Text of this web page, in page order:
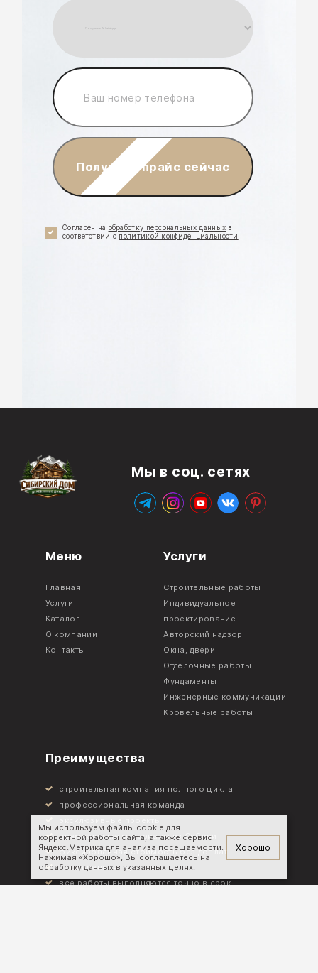
Получить прайс сейчас
Согласен на обработку персональных данных в
соответствии с политикой конфиденциальности
Мы в соц. сетях
Меню
Главная
Услуги
Каталог
О компании
Контакты
Услуги
Строительные работы
Индивидуальное
проектирование
Авторский надзор
Окна, двери
Отделочные работы
Фундаменты
Инженерные коммуникации
Кровельные работы
Преимущества
строительная компания полного цикла
профессиональная команда
премиальные материалы из Сибири
фиксированная стоимость без доплат
расширенная гарантия
все работы выполняются точно в срок
Мы используем файлы cookie для
корректной работы сайта, а также сервис
Яндекс.Метрика для анализа посещаемости.
Нажимая «Хорошо», Вы соглашаетесь на
обработку данных в указанных целях.
Хорошо